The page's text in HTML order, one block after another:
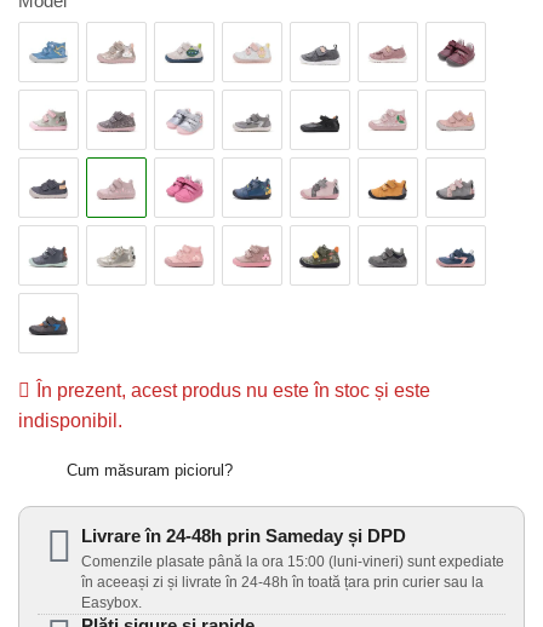
În prezent, acest produs nu este în stoc și este
indisponibil.
Cum măsuram piciorul?
Livrare în 24-48h prin Sameday și DPD
Comenzile plasate până la ora 15:00 (luni-vineri) sunt expediate
în aceeași zi și livrate în 24-48h în toată țara prin curier sau la
Easybox.